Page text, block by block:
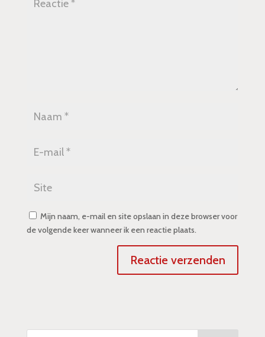
Mijn naam, e-mail en site opslaan in deze browser voor
de volgende keer wanneer ik een reactie plaats.